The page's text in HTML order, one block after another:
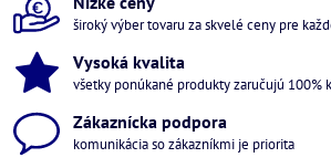
široký výber tovaru za skvelé ceny pre
Vysoká kvalita
všetky ponúkané produkty zaručujú 100%
Zákaznícka podpora
komunikácia so zákazníkmi je priorita